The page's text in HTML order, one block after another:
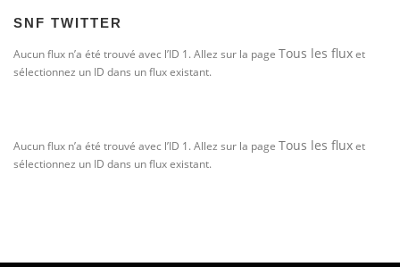
SNF TWITTER
Aucun flux n’a été trouvé avec l’ID 1. Allez sur la page Tous les fluxet
sélectionnez un ID dans un flux existant.
Aucun flux n’a été trouvé avec l’ID 1. Allez sur la page Tous les fluxet
sélectionnez un ID dans un flux existant.